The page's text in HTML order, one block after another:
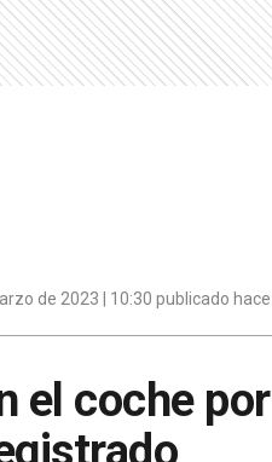
de 2023 | 10:30 publicado
el coche